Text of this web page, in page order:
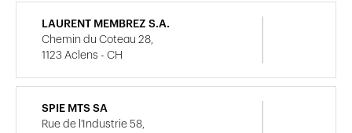
LAURENT MEMBREZ S.A.
Chemin du Coteau 28,
1123 Aclens - CH
SPIE MTS SA
Rue de l'Industrie 58,